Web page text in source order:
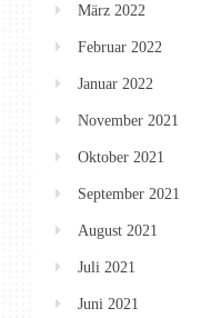
März 2022
Februar 2022
Januar 2022
November 2021
Oktober 2021
September 2021
August 2021
Juli 2021
Juni 2021